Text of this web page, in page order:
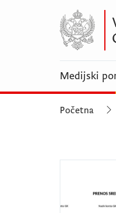
Medijski
Početna